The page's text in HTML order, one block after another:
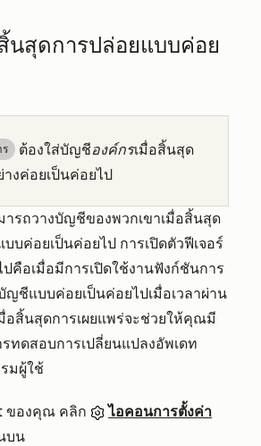
นสุดการปล่อยแบบค่อย
ร ต้องใส่บัญชีองค์กรเมื่อสิ้นสุด
างค่อยเป็นค่อยไป
รถวางบัญชีของพวกเขาเมื่อสิ้นสุด
บบค่อยเป็นค่อยไป การเปิดตัวฟีเจอร์
คือเมื่อมีการเปิดใช้งานฟังก์ชันการ
ชีแบบค่อยเป็นค่อยไปเมื่อเวลาผ่าน
อสิ้นสุดการเผยแพร่จะช่วยให้คุณมี
ทดสอบการเปลี่ยนแปลงอัพเดท
มผู้ใช้
ของคุณ คลิก
ไอคอนการตั้งค่า
บน